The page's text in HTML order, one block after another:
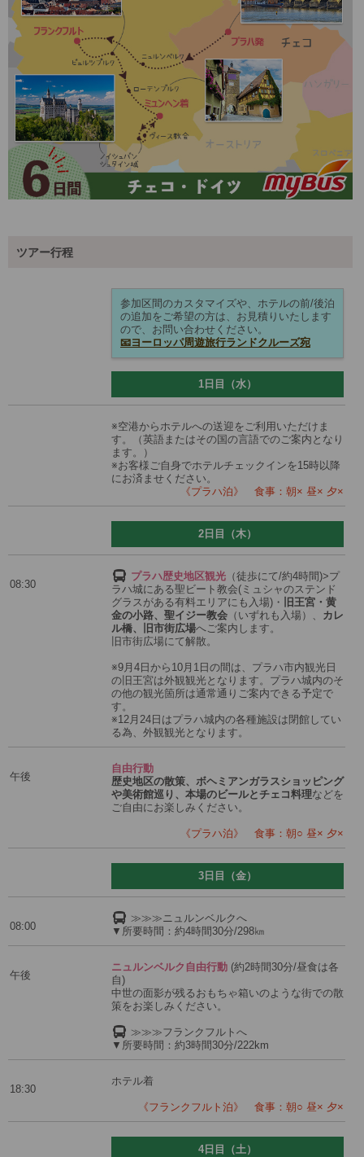
ツアー行程
参加区間のカスタマイズや、ホテルの前/後泊
の追加をご希望の方は、お見積りいたします
ので、お問い合わせください。
📧ヨーロッパ周遊旅行ランドクルーズ宛
1日目（水）
※空港からホテルへの送迎をご利用いただけま
す。（英語またはその国の言語でのご案内となり
ます。）
※お客様ご自身でホテルチェックインを15時以降
にお済ませください。
《プラハ泊》 食事：朝× 昼× 夕×
2日目（木）
08:30
プラハ歴史地区観光 （徒歩にて/約4時間)>プ
ラハ城にある聖ビート教会(ミュシャのステンド
グラスがある有料エリアにも入場)・
旧王宮・黄
金の小路、聖イジー教会 （いずれも入場）、 カレ
ル橋、旧市街広場へご案内します。
旧市街広場にて解散。
※9月4日から10月1日の間は、プラハ市内観光日
の旧王宮は外観観光となります。プラハ城内のそ
の他の観光箇所は通常通りご案内できる予定で
す。
※12月24日はプラハ城内の各種施設は閉館してい
る為、外観観光となります。
午後
自由行動
歴史地区の散策、ボヘミアンガラスショッピング
や美術館巡り、本場のビールとチェコ料理などを
ご自由にお楽しみください。
《プラハ泊》 食事：朝○ 昼× 夕×
3日目（金）
08:00
≫≫≫ニュルンベルクへ
▼所要時間：約4時間30分/298㎞
午後
ニュルンベルク自由行動 (約2時間30分/昼食は各
自)
中世の面影が残るおもちゃ箱いのような街での散
策をお楽しみください。
≫≫≫フランクフルトへ
▼所要時間：約3時間30分/222km
18:30
ホテル着
《フランクフルト泊》 食事：朝○ 昼× 夕×
4日目（土）